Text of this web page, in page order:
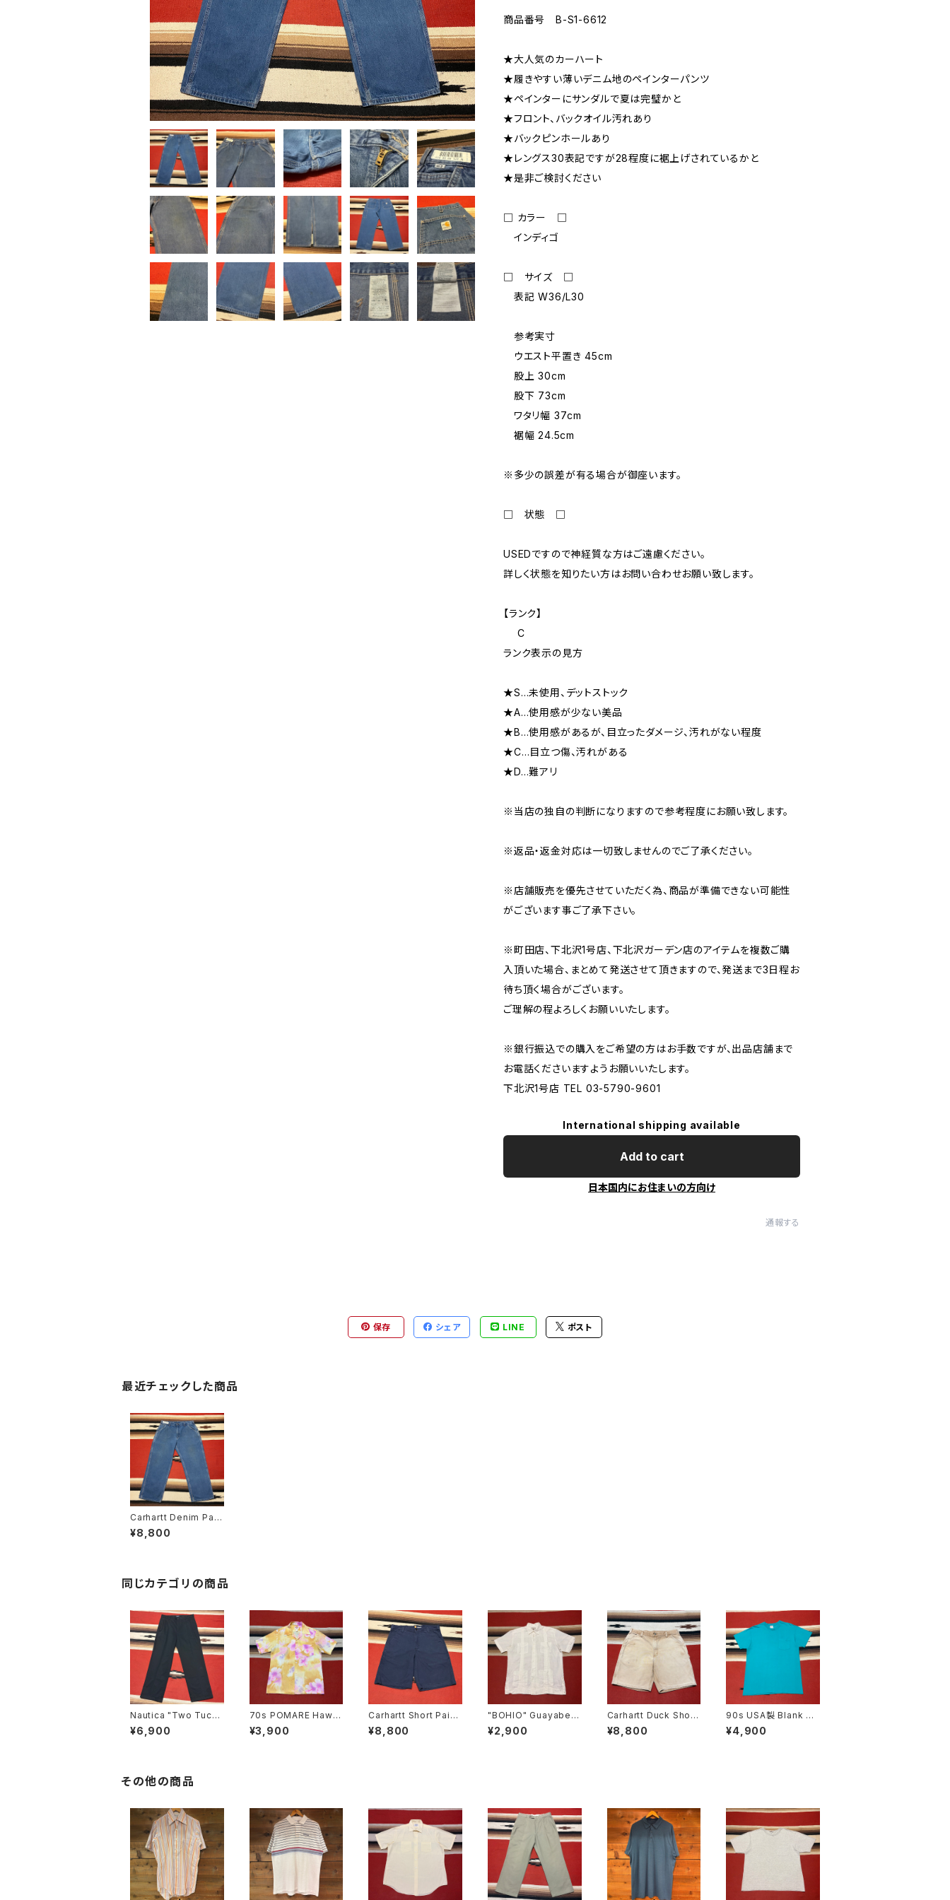
商品番号 B-S1-6612
★大人気のカーハート
★履きやすい薄いデニム地のペインターパンツ
★ペインターにサンダルで夏は完璧かと
★フロント、バックオイル汚れあり
★バックピンホールあり
★レングス30表記ですが28程度に裾上げされているかと
★是非ご検討ください
□ カラー □
インディゴ
□ サイズ □
表記 W36/L30
参考実寸
ウエスト平置き 45cm
股上 30cm
股下 73cm
ワタリ幅 37cm
裾幅 24.5cm
※多少の誤差が有る場合が御座います。
□ 状態 □
USEDですので神経質な方はご遠慮ください。
詳しく状態を知りたい方はお問い合わせお願い致します。
【ランク】
C
ランク表示の見方
★S…未使用、デットストック
★A…使用感が少ない美品
★B…使用感があるが、目立ったダメージ、汚れがない程度
★C…目立つ傷、汚れがある
★D…難アリ
※当店の独自の判断になりますので参考程度にお願い致します。
※返品・返金対応は一切致しませんのでご了承ください。
※店舗販売を優先させていただく為、商品が準備できない可能性
がございます事ご了承下さい。
※町田店、下北沢1号店、下北沢ガーデン店のアイテムを複数ご購
入頂いた場合、まとめて発送させて頂きますので、発送まで3日程お
待ち頂く場合がございます。
ご理解の程よろしくお願いいたします。
※銀行振込での購入をご希望の方はお手数ですが、出品店舗まで
お電話くださいますようお願いいたします。
下北沢1号店 TEL 03-5790-9601
International shipping available
Add to cart
日本国内にお住まいの方向け
通報する
保存 シェア LINE ポスト
最近チェックした商品
Carhartt Denim Pain
ter Pants W36
¥8,800
同じカテゴリの商品
Nautica "Two Tuck"
Chino Trousers W3
4
¥6,900
70s POMARE Hawai
ian Shirt
¥3,900
Carhartt Short Paint
er W34
¥8,800
"BOHIO" Guayabera
Shirt size L
¥2,900
Carhartt Duck Short
Painter W36
¥8,800
90s USA製 Blank Po
cket T-shirt size L
¥4,900
その他の商品